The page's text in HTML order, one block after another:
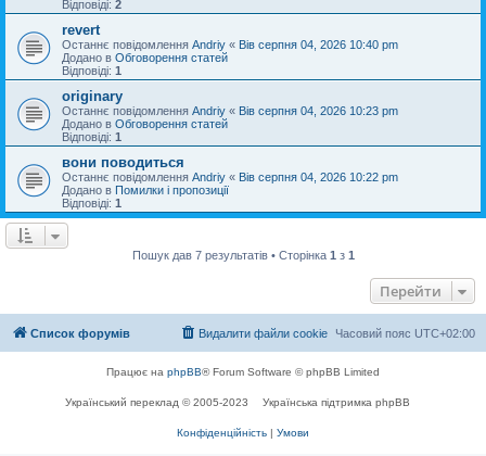
Відповіді: 2
revert
Останнє повідомлення Andriy « Вів серпня 04, 2026 10:40 pm
Додано в Обговорення статей
Відповіді: 1
originary
Останнє повідомлення Andriy « Вів серпня 04, 2026 10:23 pm
Додано в Обговорення статей
Відповіді: 1
вони поводиться
Останнє повідомлення Andriy « Вів серпня 04, 2026 10:22 pm
Додано в Помилки і пропозиції
Відповіді: 1
Пошук дав 7 результатів • Сторінка 1 з 1
Перейти
Список форумів Часовий пояс UTC+02:00
Видалити файли cookie
Працює на phpBB® Forum Software © phpBB Limited
Український переклад © 2005-2023 Українська підтримка phpBB
Конфіденційність | Умови